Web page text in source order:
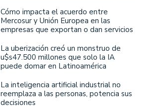
Cómo impacta el acuerdo entre
Mercosur y Unión Europea en las
empresas que exportan o dan servicios
La uberización creó un monstruo de
u$s47.500 millones que solo la IA
puede domar en Latinoamérica
La inteligencia artificial industrial no
reemplaza a las personas, potencia sus
decisiones